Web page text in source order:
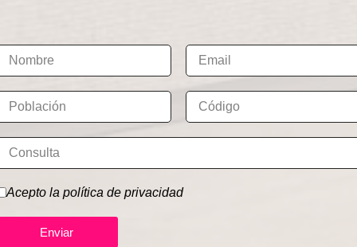
Acepto la política de privacidad
Enviar